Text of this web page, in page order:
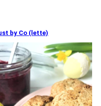
by Co (lette)